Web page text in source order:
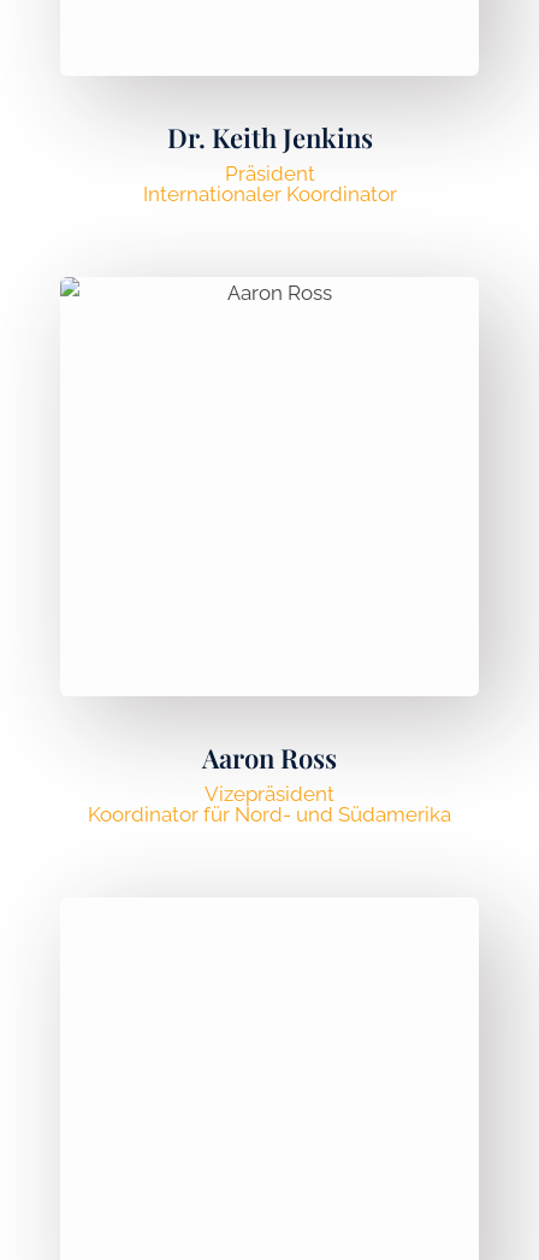
Dr. Keith Jenkins
Präsident
Internationaler Koordinator
Aaron Ross
Vizepräsident
Koordinator für Nord- und Südamerika